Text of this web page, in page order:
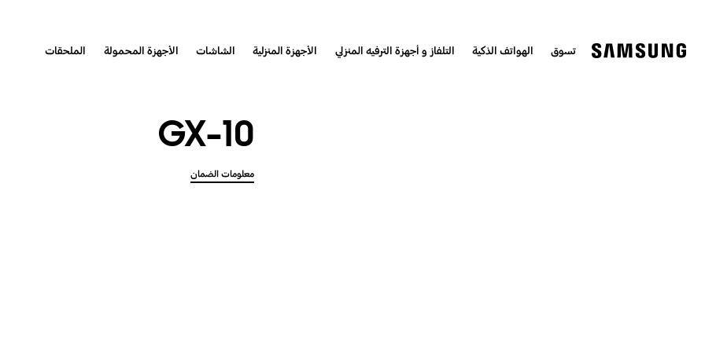
تسوق الهواتف الذكية التلفاز و أجهزة الترفيه المنزلي الأجهزة المنزلية الشاشات الأجهزة المحمولة الملحقات
GX-10
معلومات الضمان